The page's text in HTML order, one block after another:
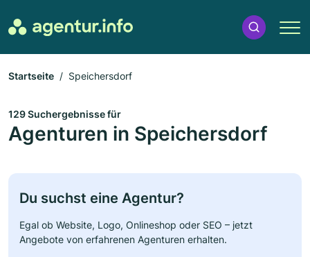
Startseite Speichersdorf
129 Suchergebnisse für
Agenturen in Speichersdorf
Du suchst eine Agentur?
Egal ob Website, Logo, Onlineshop oder SEO – jetzt
Angebote von erfahrenen Agenturen erhalten.